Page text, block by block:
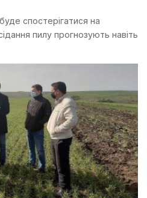
спостерігатися на
пилу прогнозують навіть